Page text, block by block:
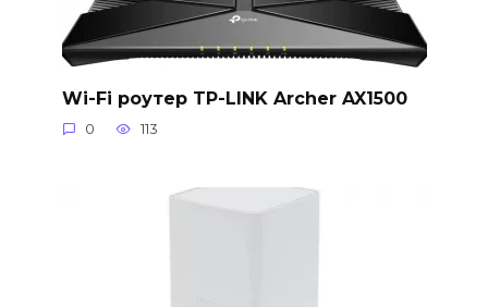
Wi-Fi роутер TP-LINK Archer AX1500
0 113